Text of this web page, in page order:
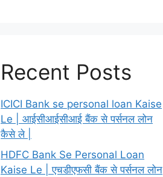
Recent Posts
ICICI Bank se personal loan Kaise
Le | आईसीआईसीआई बैंक से पर्सनल लोन
कैसे ले |
HDFC Bank Se Personal Loan
Kaise Le | एचडीएफसी बैंक से पर्सनल लोन